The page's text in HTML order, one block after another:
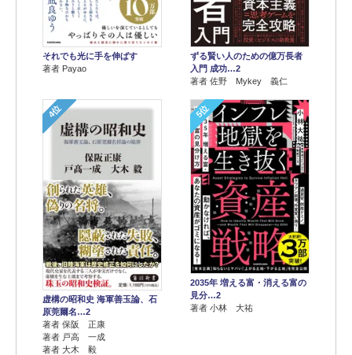
それでも光に手を伸ばす
著者 Payao
ずる賢い人のための億万長者
入門 成功…2
著者 佐野 Mykey 義仁
4位
虚構の昭和史 海軍善玉論、石
原莞爾名…2
著者 保阪 正康
著者 戸高 一成
著者 大木 毅
5位
2035年 増える富・消える富の
見分…2
著者 小林 大祐